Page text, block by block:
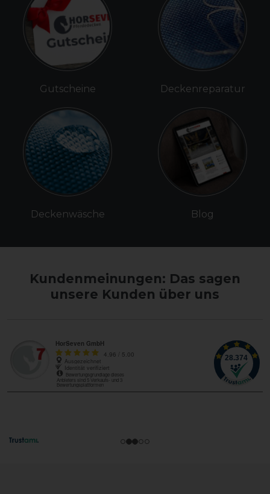
Gutscheine
Deckenwäsche
Deckenreparatur
Blog
Kundenmeinungen: Das sagen
unsere Kunden über uns